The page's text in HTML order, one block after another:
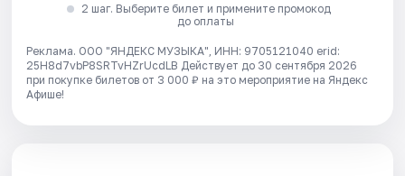
2 шаг. Выберите билет и примените промокод
до оплаты
Реклама. ООО "ЯНДЕКС МУЗЫКА", ИНН: 9705121040 erid:
25H8d7vbP8SRTvHZrUcdLB Действует до 30 сентября 2026
при покупке билетов от 3 000 ₽ на это мероприятие на Яндекс
Афише!